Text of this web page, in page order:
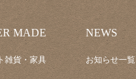
MADE
雑貨・家具
NEWS
お知らせ一覧